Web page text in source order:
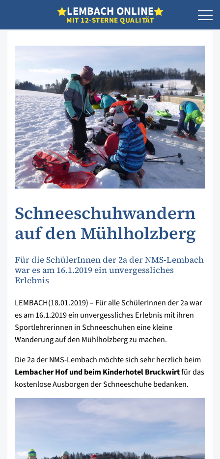
LEMBACH ONLINE
MIT 12-STERNE QUALITÄT
Schneeschuhwandern
auf den Mühlholzberg
Für die SchülerInnen der 2a der NMS-Lembach
war es am 16.1.2019 ein unvergessliches
Erlebnis
LEMBACH(18.01.2019) – Für alle SchülerInnen der 2a war
es am 16.1.2019 ein unvergessliches Erlebnis mit ihren
Sportlehrerinnen in Schneeschuhen eine kleine
Wanderung auf den Mühlholzberg zu machen.
Die 2a der NMS-Lembach möchte sich sehr herzlich beim
Lembacher Hof und beim Kinderhotel Bruckwirtfür das
kostenlose Ausborgen der Schneeschuhe bedanken.